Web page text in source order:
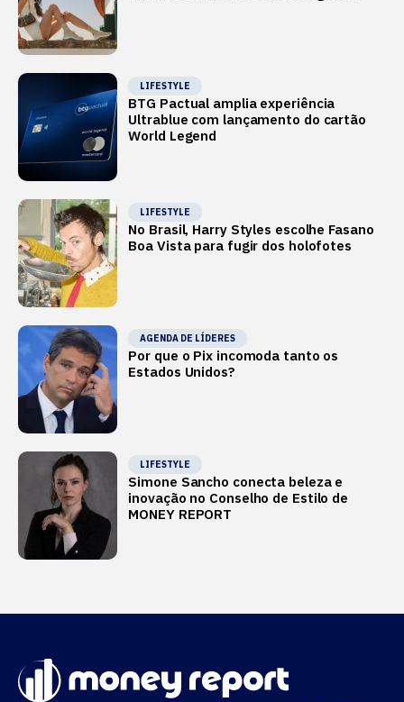
LIFESTYLE
BTG Pactual amplia experiência
Ultrablue com lançamento do cartão
World Legend
LIFESTYLE
No Brasil, Harry Styles escolhe Fasano
Boa Vista para fugir dos holofotes
AGENDA DE LÍDERES
Por que o Pix incomoda tanto os
Estados Unidos?
LIFESTYLE
Simone Sancho conecta beleza e
inovação no Conselho de Estilo de
MONEY REPORT